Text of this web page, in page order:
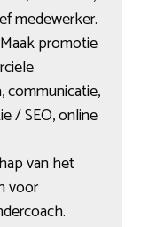
medewerker.
promotie
communicatie,
/ SEO, online
van het
voor